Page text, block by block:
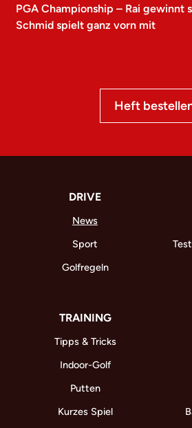
PGA Championship – Rai gewinnt
Schmid spielt ganz vorn mit
Heft
DRIVE
News
Sport
Golfregeln
TRAINING
Tipps & Tricks
Indoor-Golf
Putten
Kurzes Spiel